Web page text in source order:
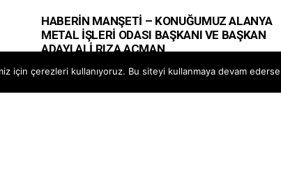
HABERİN MANŞETİ – KONUĞUMUZ ALANYA
METAL İŞLERİ ODASI BAŞKANI VE BAŞKAN
ADAYI ALİ RIZA AÇMAN
#alanyapostatv @Alanya PostaTV Web Site
için çerezleri kullanıyoruz. Bu siteyi kullanmaya devam